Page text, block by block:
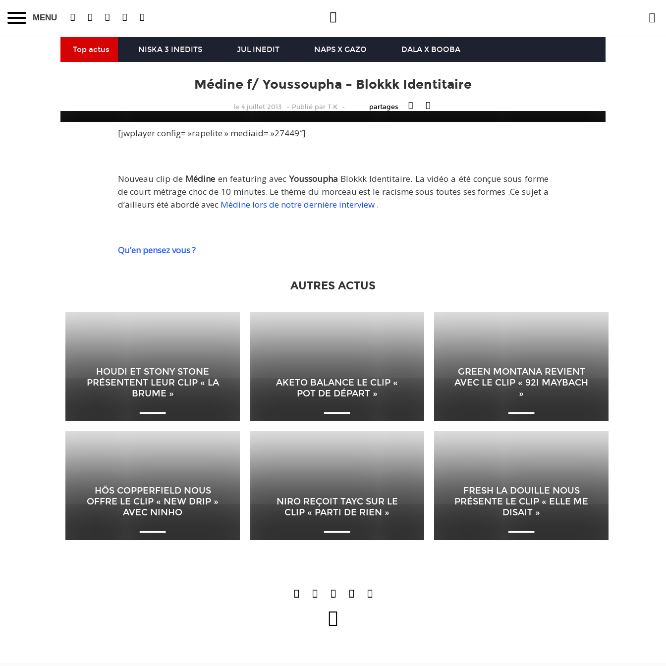
MENU
Top actus NISKA 3 INEDITS JUL INEDIT NAPS X GAZO DALA X BOOBA
Médine f/ Youssoupha – Blokkk Identitaire
le 4 juillet 2013 Publiépar T.K partages
[jwplayer config= »rapelite » mediaid= »27449″]
Nouveau clip de Médine en featuring avecYoussoupha Blokkk Identitaire. La vidéo a été conçue sous forme
de court métrage choc de 10 minutes. Le thème du morceau est le racisme sous toutes ses formes .Ce sujet a
d’ailleurs été abordé avec Médine lors de notre dernière interview .
Qu’en pensez vous ?
AUTRES ACTUS
HOUDI ET STONY STONE
PRÉSENTENT LEUR CLIP « LA
BRUME »
AKETO BALANCE LE CLIP «
POT DE DÉPART »
GREEN MONTANA REVIENT
AVEC LE CLIP « 92I MAYBACH
»
HÖS COPPERFIELD NOUS
OFFRE LE CLIP « NEW DRIP »
AVEC NINHO
NIRO REÇOIT TAYC SUR LE
CLIP « PARTI DE RIEN »
FRESH LA DOUILLE NOUS
PRÉSENTE LE CLIP « ELLE ME
DISAIT »